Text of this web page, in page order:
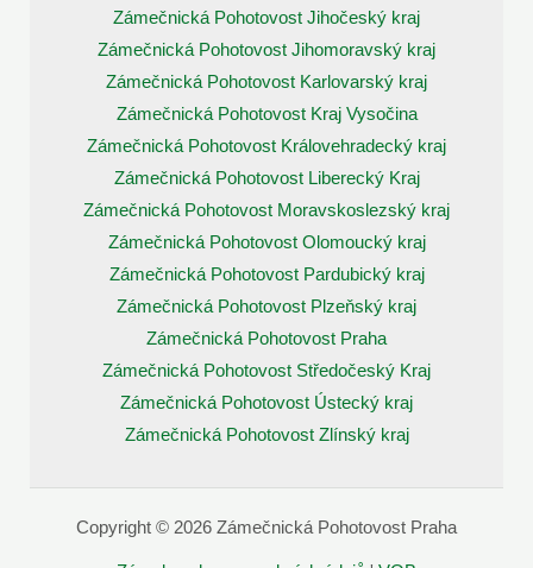
Zámečnická Pohotovost Jihočeský kraj
Zámečnická Pohotovost Jihomoravský kraj
Zámečnická Pohotovost Karlovarský kraj
Zámečnická Pohotovost Kraj Vysočina
Zámečnická Pohotovost Královehradecký kraj
Zámečnická Pohotovost Liberecký Kraj
Zámečnická Pohotovost Moravskoslezský kraj
Zámečnická Pohotovost Olomoucký kraj
Zámečnická Pohotovost Pardubický kraj
Zámečnická Pohotovost Plzeňský kraj
Zámečnická Pohotovost Praha
Zámečnická Pohotovost Středočeský Kraj
Zámečnická Pohotovost Ústecký kraj
Zámečnická Pohotovost Zlínský kraj
Copyright © 2026 Zámečnická Pohotovost Praha